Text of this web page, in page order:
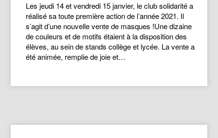
Les jeudi 14 et vendredi 15 janvier, le club solidarité a
réalisé sa toute première action de l’année 2021. Il
s’agit d’une nouvelle vente de masques !Une dizaine
de couleurs et de motifs étaient à la disposition des
élèves, au sein de stands collège et lycée. La vente a
été animée, remplie de joie et…